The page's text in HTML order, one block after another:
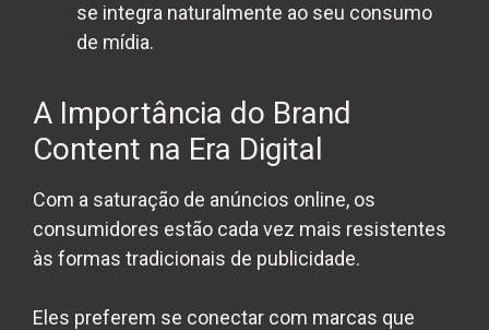
se integra naturalmente ao seu consumo
de mídia.
A Importância do Brand
Content na Era Digital
Com a saturação de anúncios online, os
consumidores estão cada vez mais resistentes
às formas tradicionais de publicidade.
Eles preferem se conectar com marcas que